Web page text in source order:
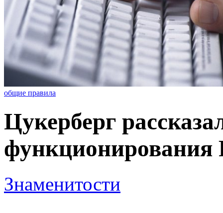
общие правила
Цукерберг
функционирования
Знаменитости